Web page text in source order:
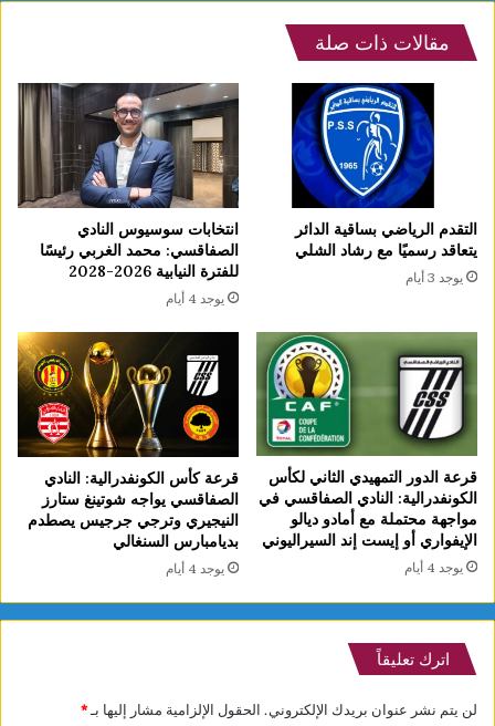
مقالات ذات صلة
التقدم الرياضي بساقية الدائر
يتعاقد رسميًا مع رشاد الشلي
يوجد 3 أيام
انتخابات سوسيوس النادي
الصفاقسي: محمد الغربي رئيسًا
للفترة النيابية 2026-2028
يوجد 4 أيام
قرعة الدور التمهيدي الثاني لكأس
الكونفدرالية: النادي الصفاقسي في
مواجهة محتملة مع أمادو ديالو
الإيفواري أو إيست إند السيراليوني
يوجد 4 أيام
قرعة كأس الكونفدرالية: النادي
الصفاقسي يواجه شوتينغ ستارز
النيجيري وترجي جرجيس يصطدم
بديامبارس السنغالي
يوجد 4 أيام
اترك تعليقاً
لن يتم نشر عنوان بريدك الإلكتروني. الحقول الإلزامية مشار إليها بـ*